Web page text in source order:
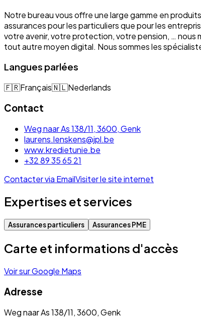
Notre bureau vous offre une large gamme en
assurances pour les particuliers que pour les
votre avenir, votre protection, votre pension, …
tout autre moyen digital. Nous sommes les
Langues parlées
🇫🇷Français🇳🇱Nederlands
Contact
Weg naar As 138/11, 3600, Genk
laurens.lenskens@jpl.be
www.kredietunie.be
+32 89 35 65 21
Contacter via EmailVisiter le site internet
Expertises et services
Assurances particuliers Assurances PME
Carte et informations d'accès
Voir sur Google Maps
Adresse
Weg naar As 138/11, 3600, Genk